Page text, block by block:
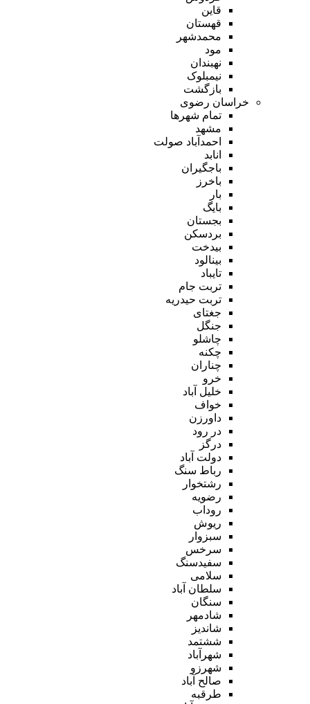
قاین
قهستان
محمدشهر
مود
نهبندان
نیمبلوک
بازگشت
خراسان رضوی
تمام شهر‌ها
مشهد
احمدآباد صولت
انابد
باجگیران
باخرز
بار
بایگ
بجستان
بردسکن
بیدخت
بینالود
تایباد
تربت جام
تربت حیدریه
جغتای
جنگل
چاشلو
چکنه
چناران
خرو
خلیل آباد
خواف
داورزن
در رود
درگز
دولت آباد
رباط سنگ
رشتخوار
رضویه
روداب
ریوش
سبزوار
سرخس
سفیدسنگ
سلامی
سلطان آباد
سنگان
شادمهر
شاندیز
ششتمد
شهرآباد
شهرزو
صالح آباد
طرقبه